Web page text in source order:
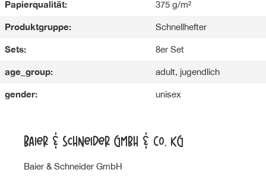
Papierqualität: 375 g/m²
Produktgruppe: Schnellhefter
Sets: 8er Set
age_group: adult, jugendlich
gender: unisex
Baier & Schneider GmbH & Co. KG
Baier & Schneider GmbH